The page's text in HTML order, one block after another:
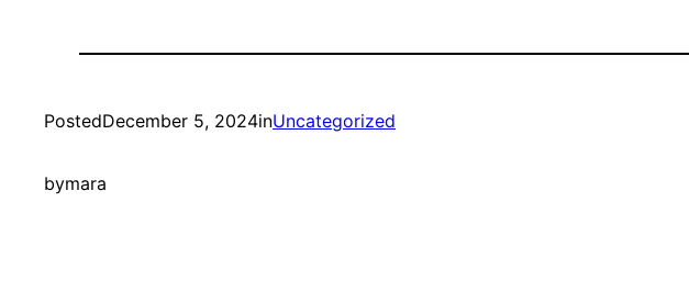
PostedDecember 5, 2024inUncategorized
bymara